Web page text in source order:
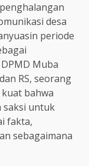
desa
periode
Muba
RS, seorang
bahwa
saksi untuk
fakta,
sebagaimana